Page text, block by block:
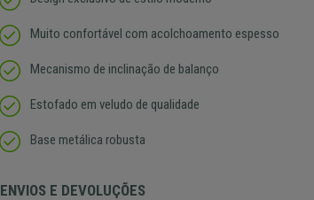
Muito confortável com acolchoamento espesso
Mecanismo de inclinação de balanço
Estofado em veludo de qualidade
Base metálica robusta
ENVIOS E DEVOLUÇÕES